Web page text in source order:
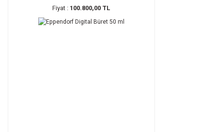
Fiyat : 100.800,00 TL